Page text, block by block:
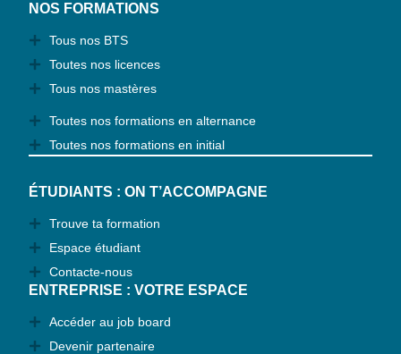
NOS FORMATIONS
Tous nos BTS
Toutes nos licences
Tous nos mastères
Toutes nos formations en alternance
Toutes nos formations en initial
ÉTUDIANTS : ON T’ACCOMPAGNE
Trouve ta formation
Espace étudiant
Contacte-nous
ENTREPRISE : VOTRE ESPACE
Accéder au job board
Devenir partenaire